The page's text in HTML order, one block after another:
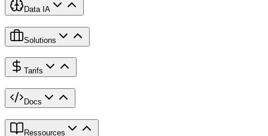
Data IA
Solutions
Tarifs
Docs
Ressources